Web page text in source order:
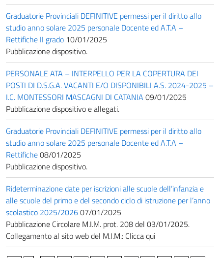
Graduatorie Provinciali DEFINITIVE permessi per il diritto allo
studio anno solare 2025 personale Docente ed A.T.A –
Rettifiche II grado 10/01/2025
Pubblicazione dispositivo.
PERSONALE ATA – INTERPELLO PER LA COPERTURA DEI
POSTI DI D.S.G.A. VACANTI E/O DISPONIBILI A.S. 2024-2025 –
I.C. MONTESSORI MASCAGNI DI CATANIA 09/01/2025
Pubblicazione dispositivo e allegati.
Graduatorie Provinciali DEFINITIVE permessi per il diritto allo
studio anno solare 2025 personale Docente ed A.T.A –
Rettifiche08/01/2025
Pubblicazione dispositivo.
Rideterminazione date per iscrizioni alle scuole dell’infanzia e
alle scuole del primo e del secondo ciclo di istruzione per l’anno
scolastico 2025/202607/01/2025
Pubblicazione Circolare M.I.M. prot. 208 del 03/01/2025.
Collegamento al sito web del M.I.M.: Clicca qui